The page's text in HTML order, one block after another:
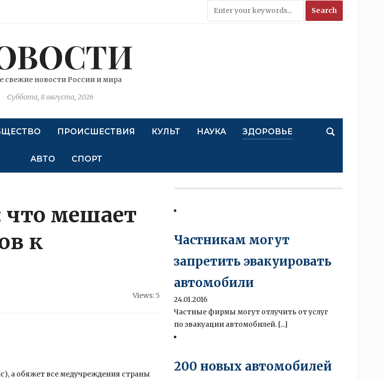
свежие новости России и мира
Суббота, 8 августа, 2026
ПРОИСШЕСТВИЯ КУЛЬТ НАУКА ЗДОРОВЬЕ
АВТО СПОРТ
что мешает
к
Views: 5
а обяжет все медучреждения страны
Частникам могут
запретить эвакуировать
автомобили
24.01.2016
Частные фирмы могут отлучить от услуг
по эвакуации автомобилей. [...]
200 новых автомобилей